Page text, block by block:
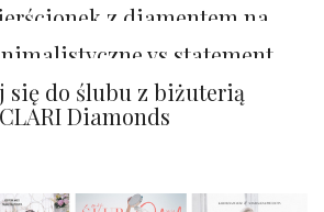
z diamentem na
to wybór ponadczasowy?
vs statement
wybrać i jak je nosić?
się do ślubu z biżuterią
Diamonds